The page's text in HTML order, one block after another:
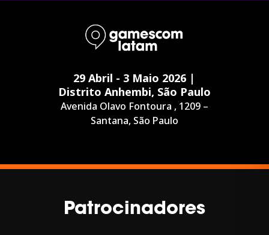
29 Abril - 3 Maio 2026 |
Distrito Anhembi, São Paulo
Avenida Olavo Fontoura , 1209 –
Santana, São Paulo
Patrocinadores